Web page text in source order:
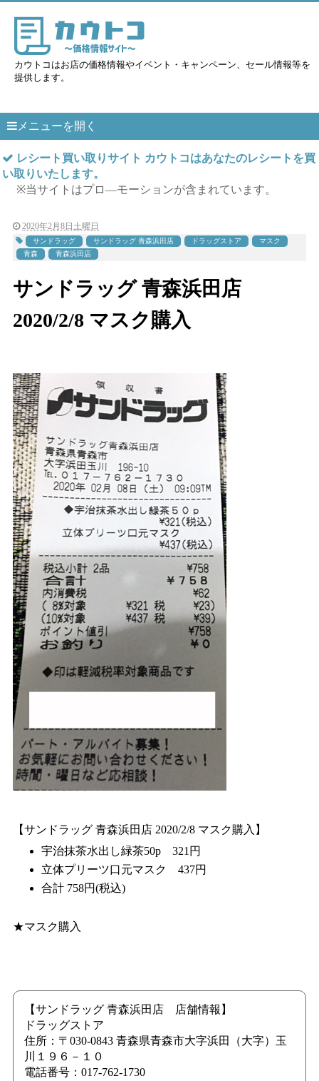
カウトコはお店の価格情報やイベント・キャンペーン、セール情報等を
提供します。
メニューを開く
レシート買い取りサイト カウトコはあなたのレシートを買
い取りいたします。
※当サイトはプロ―モーションが含まれています。
2020年2月8日土曜日
サンドラッグ サンドラッグ 青森浜田店 ドラッグストア
マスク
青森
青森浜田店
サンドラッグ 青森浜田店
2020/2/8 マスク購入
【サンドラッグ 青森浜田店 2020/2/8 マスク購入】
宇治抹茶水出し緑茶50p 321円
立体プリーツ口元マスク 437円
合計 758円(税込)
★マスク購入
【サンドラッグ 青森浜田店 店舗情報】
ドラッグストア
住所：〒030-0843 青森県青森市大字浜田（大字）玉
川１９６－１０
電話番号：017-762-1730